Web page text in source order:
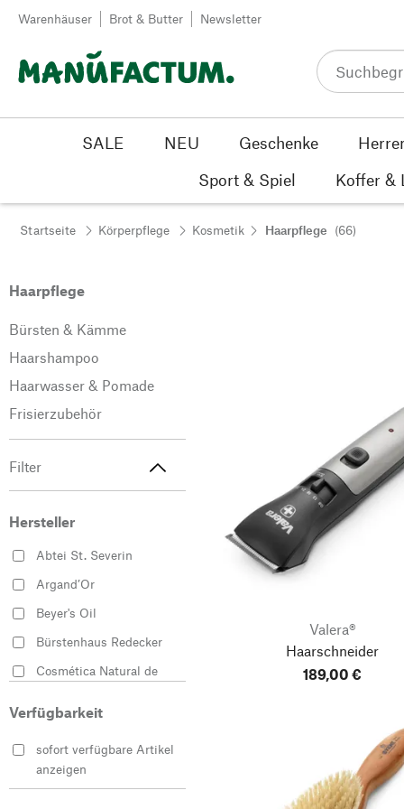
Zum Inhalt springen
Warenhäuser Brot & Butter Newsletter
SALE NEU Geschenke
Sport & Spiel
Koffer &
Startseite Körperpflege Kosmetik Haarpflege (66)
Haarpflege
Bürsten & Kämme
Haarshampoo
Haarwasser & Pomade
Frisierzubehör
Filter
Hersteller
Abtei St. Severin
Argand’Or
Beyer's Oil
Bürstenhaus Redecker
Cosmética Natural de
deweb
Dovo
DREITURM
Verfügbarkeit
sofort verfügbare Artikel
anzeigen
Valera®
Haarschneider
189,00 €